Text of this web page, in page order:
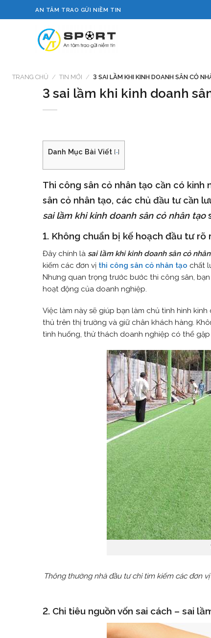
to
AN TÂM TRAO GỬI NIỀM TIN
TRANG CHỦ / TIN MỚI / 3 SAI LẦM KHI KINH DOANH SÂN CỎ
3 sai lầm khi kinh doanh
Danh Mục Bài Viết [-]
Thi công sân cỏ nhân tạo cần có kinh
sân cỏ nhân tạo, các chủ đầu tư cần
sai lầm khi kinh doanh sân cỏ nhân tạo
1. Không chuẩn bị kế hoạch đầu tư rõ
Đây chính là sai lầm khi kinh doanh sân cỏ
kiếm các đơn vị thi công sân cỏ nhân tạo chất
Nhưng quan trọng trước bước thi công sân,
hoạt động của doanh nghiệp.
Việc làm này sẽ giúp bạn làm chủ tình hình
thủ trên thị trường và giữ chân khách hàng.
tình huống, thử thách doanh nghiệp có thể
Thông thường nhà đầu tư chỉ tìm kiếm các đơn
2. Chi tiêu nguồn vốn sai cách – sai